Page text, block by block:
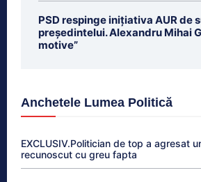
PSD respinge inițiativa AUR de
președintelui. Alexandru Mihai
motive”
Anchetele Lumea Politică
EXCLUSIV.Politician de top a agresat
recunoscut cu greu fapta